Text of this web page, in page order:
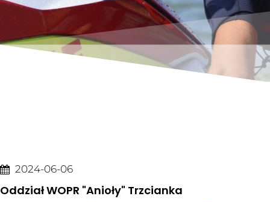
2024-06-06
Oddział WOPR "Anioły" Trzcianka